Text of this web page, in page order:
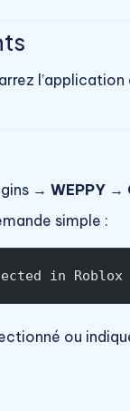
→ WEPPY→
simple :
in Roblox
ou